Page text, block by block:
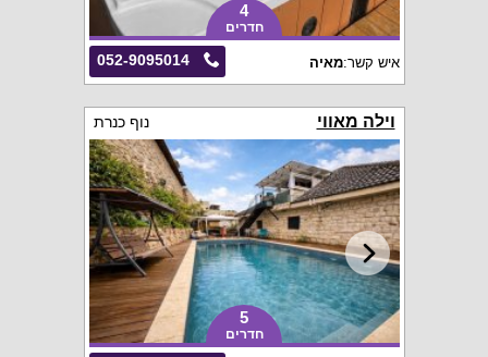
4
חדרים
052-9095014 איש קשר:מאיה
וילה מאווי נוף כנרת
5
חדרים